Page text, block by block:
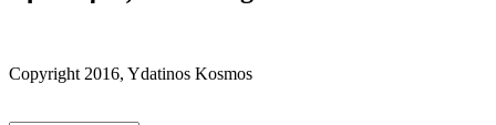
Copyright 2016, Ydatinos Kosmos